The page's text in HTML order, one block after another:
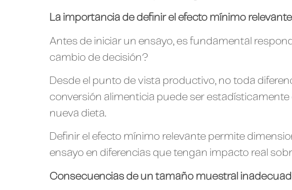
La importancia de definir el efecto mínimo
Antes de iniciar un ensayo, es fundamental
cambio de decisión?
Desde el punto de vista productivo, no toda
conversión alimenticia puede ser
nueva dieta.
Definir el efecto mínimo relevante permite
ensayo en diferencias que tengan impacto real
Consecuencias de un tamaño muestral